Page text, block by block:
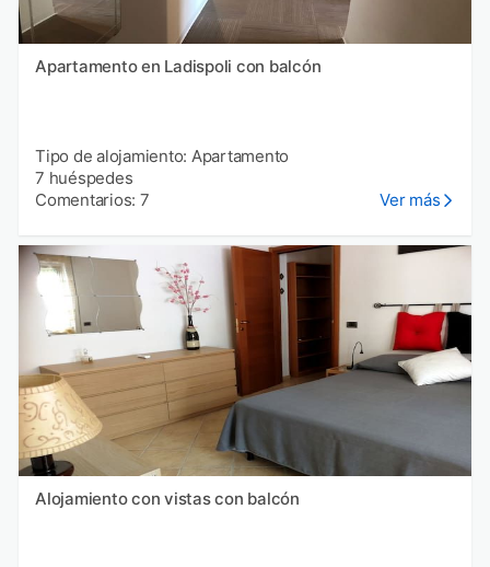
Apartamento en Ladispoli con balcón
Tipo de alojamiento: Apartamento
7 huéspedes
Comentarios: 7
Ver más
Alojamiento con vistas con balcón